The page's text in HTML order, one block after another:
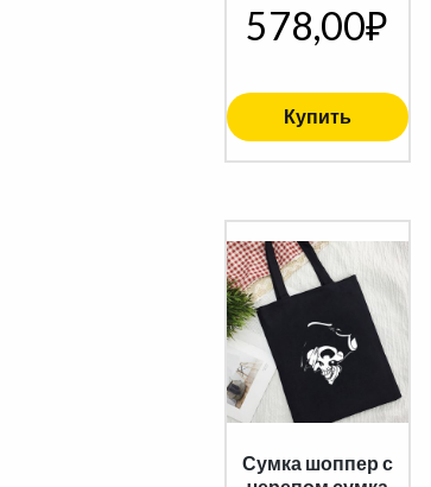
578,00₽
Купить
Сумка шоппер с